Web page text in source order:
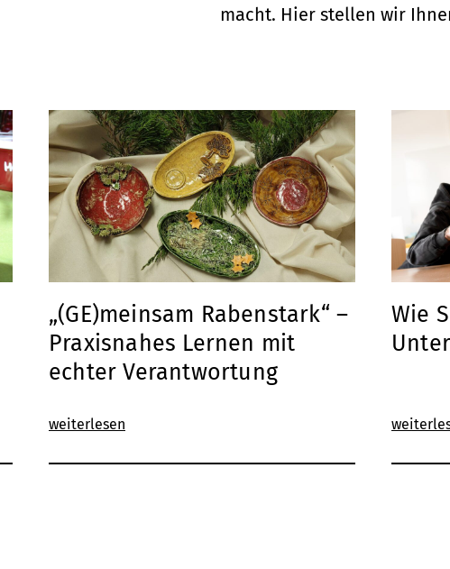
macht. Hier stellen wir
„(GE)meinsam Rabenstark“ –
Praxisnahes Lernen mit
echter Verantwortung
weiterlesen
Wie